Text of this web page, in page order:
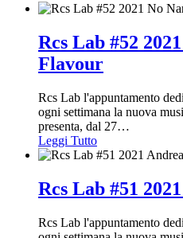
Rcs Lab #52
Flavour
Rcs Lab l'appuntamento
ogni settimana la nuova
presenta, dal 27…
Leggi Tutto
Rcs Lab #51
Rcs Lab l'appuntamento